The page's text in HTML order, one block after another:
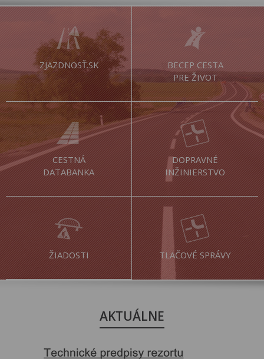
ZJAZDNOSŤ.SK
BECEP CESTA
PRE ŽIVOT
CESTNÁ
DATABANKA
DOPRAVNÉ
INŽINIERSTVO
ŽIADOSTI TLAČOVÉ SPRÁVY
AKTUÁLNE